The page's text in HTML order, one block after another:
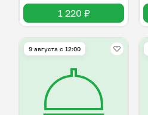
1 220 ₽
9 августа с 12:00